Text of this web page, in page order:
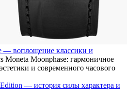
— воплощение классики и
Moneta Moonphase: гармоничное
и современного часового